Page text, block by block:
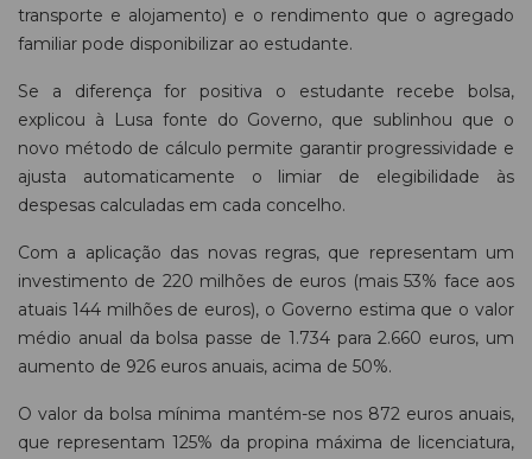
transporte e alojamento) e o rendimento que o agregado
familiar pode disponibilizar ao estudante.
Se a diferença for positiva o estudante recebe bolsa,
explicou à Lusa fonte do Governo, que sublinhou que o
novo método de cálculo permite garantir progressividade e
ajusta automaticamente o limiar de elegibilidade às
despesas calculadas em cada concelho.
Com a aplicação das novas regras, que representam um
investimento de 220 milhões de euros (mais 53% face aos
atuais 144 milhões de euros), o Governo estima que o valor
médio anual da bolsa passe de 1.734 para 2.660 euros, um
aumento de 926 euros anuais, acima de 50%.
O valor da bolsa mínima mantém-se nos 872 euros anuais,
que representam 125% da propina máxima de licenciatura,